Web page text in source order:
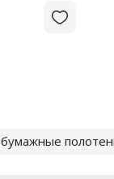
бумажные